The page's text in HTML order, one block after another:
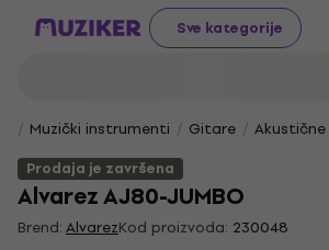
Sve kategorije
Muzički instrumenti Gitare
Prodaja je završena
Alvarez AJ80-JUMBO
Brend:AlvarezKod proizvoda: 230048